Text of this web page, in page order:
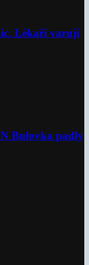
Lékaři varují
Bulovka padly